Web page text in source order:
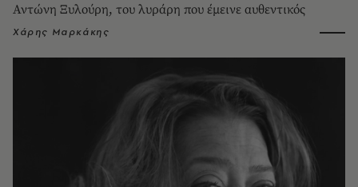
Αντώνη Ξυλούρη, του λυράρη που έμεινε αυθεντικός
Χάρης Μαρκάκης